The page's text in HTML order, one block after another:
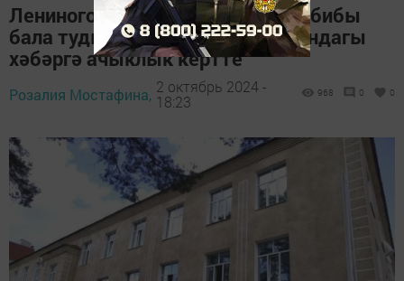
Лениногорск районының баш табибы
бала тудыру йорты ябылу турындагы
хәбәргә ачыклык кертте
Розалия Мостафина, 2 октябрь 2024 -
18:23
968 0 0